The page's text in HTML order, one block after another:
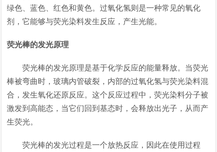
绿色、蓝色、红色和黄色。过氧化氢则是一种常见的氧化
剂，它能够与荧光染料发生反应，产生光能。
荧光棒的发光原理
荧光棒的发光原理是基于化学反应的能量释放。当荧光
棒被弯曲时，玻璃内管破裂，内部的过氧化氢与荧光染料混
合，发生氧化还原反应。这个反应过程中，荧光染料分子被
激发到高能态，当它们回到基态时，会释放出光子，从而产
生荧光。
荧光棒的发光过程是一个放热反应，因此在使用过程